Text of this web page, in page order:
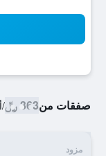
صفقات من363 ﷼ /
مزود